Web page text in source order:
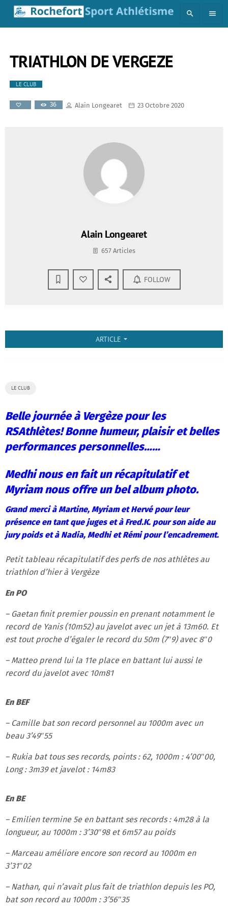
search menu
TRIATHLON DE VERGEZE
LE CLUB
36 Alain Longearet 23 Octobre 2020
Alain Longearet
657 Articles
FOLLOW
ARTICLE arrow_drop_down
LE CLUB
Belle journée à Vergèze pour les
RSAthlètes! Bonne humeur, plaisir et belles
performances personnelles……
Medhi nous en fait un récapitulatif et
Myriam nous offre un bel album photo.
Grand merci à Martine, Myriam et Hervé pour leur
présence en tant que juges et à Fred.K. pour son aide au
jury poids et à Nadia, Medhi et Rémi pour l’encadrement.
Petit tableau récapitulatif des perfs de nos athlètes au
triathlon d’hier à Vergèze
En PO
– Gaetan finit premier poussin en prenant notamment le
record de Yanis (10m52) au javelot avec un jet à 13m60. Et
est tout proche d’égaler le record du 50m (7″9) avec 8″0
– Matteo prend lui la 11e place en battant lui aussi le
record du javelot avec 10m81
En BEF
– Camille bat son record personnel au 1000m avec un
beau 3’49″55
– Rukia bat tous ses records, points : 62, 1000m : 4’00″00,
Long : 3m39 et javelot : 14m83
En BE
– Emilien termine 5e en battant ses records : 4m28 à la
longueur, au 1000m : 3’30″98 et 6m57 au poids
– Marceau améliore encore son record au 1000m en
3’31″02
– Nathan, qui n’avait plus fait de triathlon depuis les PO,
bat son record au 1000m : 3’56″35